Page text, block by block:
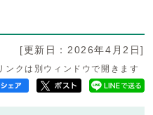
[更新日：2026年4月2日]
ンクは別ウィンドウで開きます